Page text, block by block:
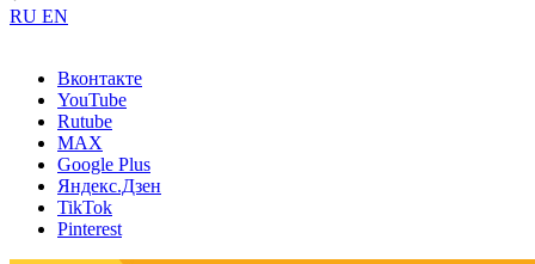
RU EN
Вконтакте
YouTube
Rutube
MAX
Google Plus
Яндекс.Дзен
TikTok
Pinterest